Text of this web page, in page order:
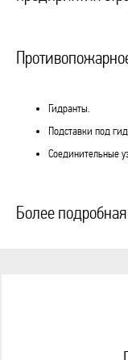
Гидранты.
Подставки под
Соединительные
Более